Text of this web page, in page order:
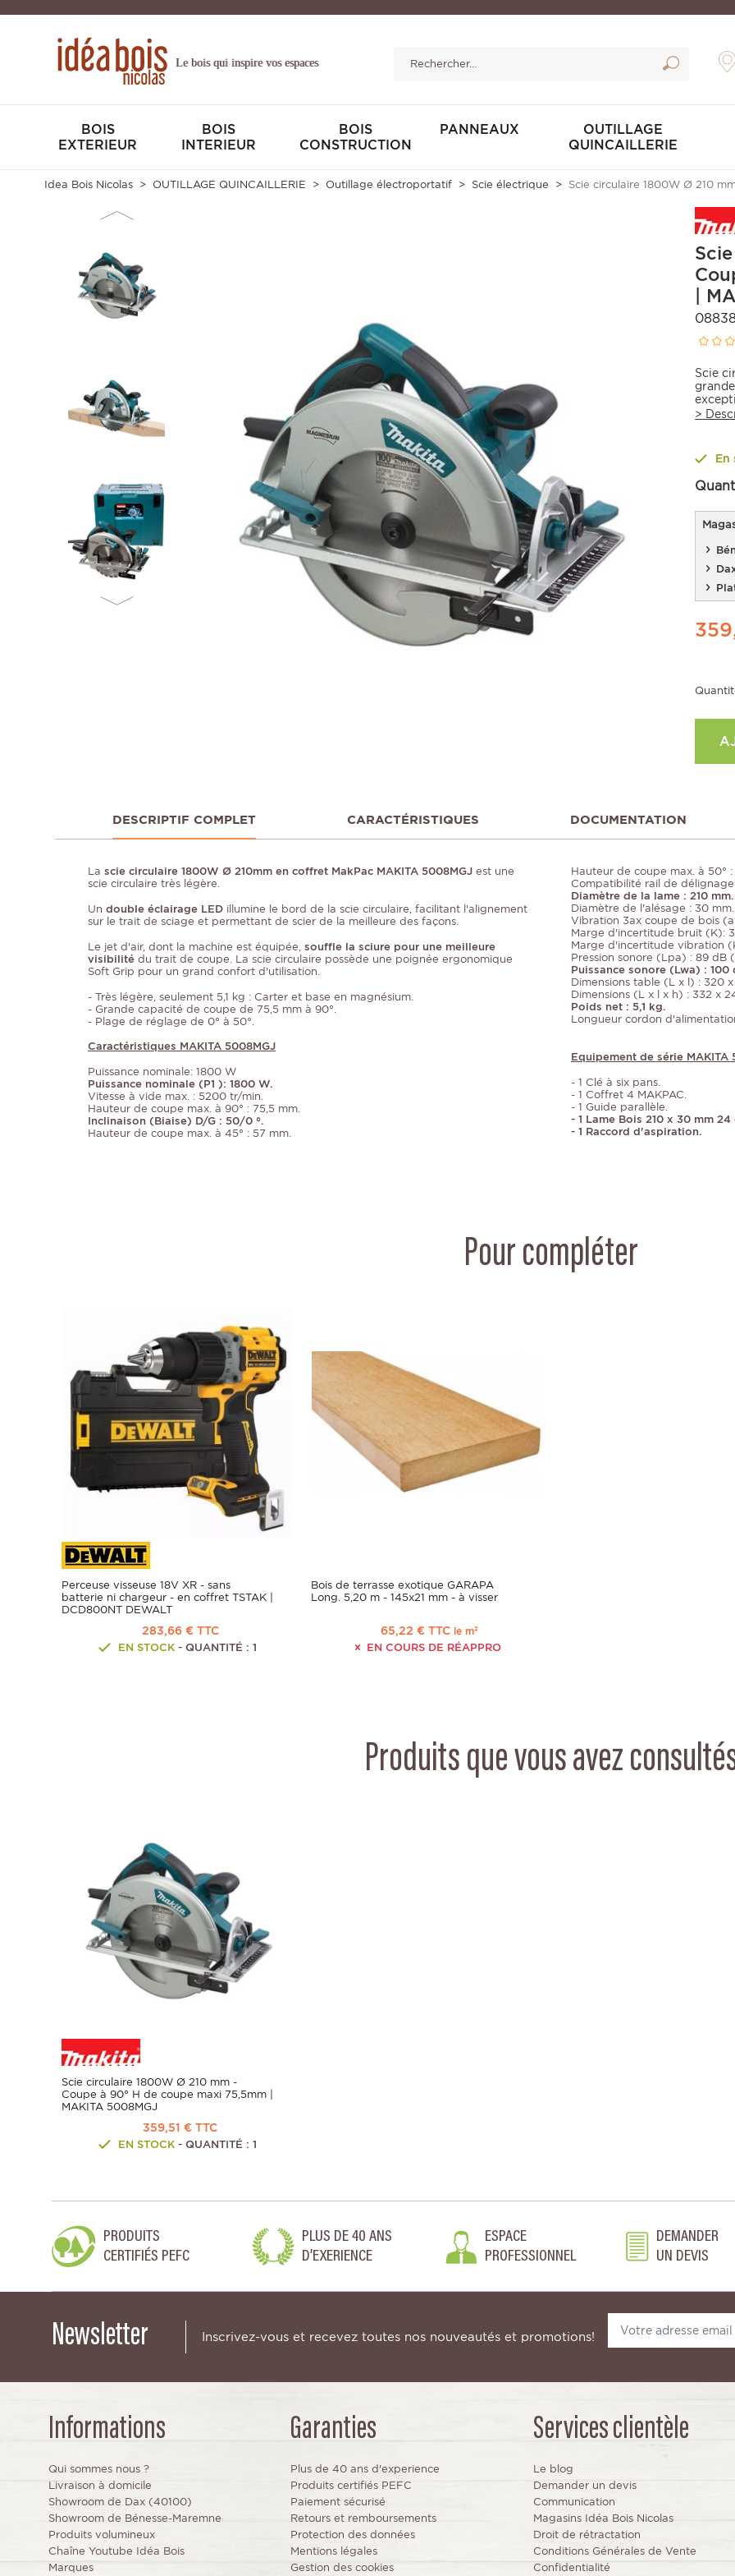
Le bois qui inspire vos espaces
BOIS
EXTERIEUR
BOIS
INTERIEUR
BOIS
CONSTRUCTION
PANNEAUX
OUTILLAGE
QUINCAILLERIE
Idea Bois Nicolas OUTILLAGE QUINCAILLERIE Outillage électroportatif Scie électrique Scie circulaire 1800W Ø 210
|
Scie
>
En
DESCRIPTIF COMPLET CARACTÉRISTIQUES DOCUMENTATION
La scie circulaire 1800W Ø 210mm en coffret MakPac MAKITA 5008MGJ est une
scie circulaire très légère.
Un double éclairage LED illumine le bord de la scie circulaire, facilitant l'alignement
sur le trait de sciage et permettant de scier de la meilleure des façons.
Le jet d'air, dont la machine est équipée, souffle la sciure pour une meilleure
visibilité du trait de coupe. La scie circulaire possède une poignée ergonomique
Soft Grip pour un grand confort d'utilisation.
- Très légère, seulement 5,1 kg : Carter et base en magnésium.
- Grande capacité de coupe de 75,5 mm à 90°.
- Plage de réglage de 0° à 50°.
Caractéristiques MAKITA 5008MGJ
Puissance nominale: 1800 W
Puissance nominale (P1 ): 1800 W.
Vitesse à vide max. : 5200 tr/min.
Hauteur de coupe max. à 90° : 75,5 mm.
Inclinaison (Biaise) D/G : 50/0 °.
Hauteur de coupe max. à 45° : 57 mm.
Hauteur de coupe max. à 50° :
Compatibilité rail de délignage
Diamètre de la lame : 210 mm.
Diamètre de l'alésage : 30 mm.
Vibration 3ax coupe de bois (a
Marge d'incertitude bruit (K):
Marge d'incertitude vibration
Pression sonore (Lpa) : 89 dB
Puissance sonore (Lwa) : 100
Dimensions table (L x l) : 320 x
Dimensions (L x l x h) : 332 x
Poids net : 5,1 kg.
Longueur cordon
Equipement de série MAKITA
- 1 Clé à six pans.
- 1 Coffret 4 MAKPAC.
- 1 Guide parallèle.
- 1 Lame Bois 210 x 30 mm 24
- 1 Raccord d'aspiration.
Pour compléter
Perceuse visseuse 18V XR - sans
batterie ni chargeur - en coffret TSTAK |
DCD800NT DEWALT
283,66 € TTC
EN STOCK- QUANTITÉ : 1
Bois de terrasse exotique GARAPA
Long. 5,20 m - 145x21 mm - à visser
65,22 € TTC le m²
EN COURS DE RÉAPPRO
Produits que vous avez
Scie circulaire 1800W Ø 210 mm -
Coupe à 90° H de coupe maxi 75,5mm |
MAKITA 5008MGJ
359,51 € TTC
EN STOCK- QUANTITÉ : 1
PRODUITS
CERTIFIÉS PEFC
PLUS DE 40 ANS
D’EXERIENCE
ESPACE
PROFESSIONNEL
DEMANDER
UN DEVIS
Newsletter Inscrivez-vous et recevez toutes nos nouveautés et promotions!
Informations
Qui sommes nous ?
Livraison à domicile
Showroom de Dax (40100)
Showroom de Bénesse-Maremne
Produits volumineux
Chaîne Youtube Idéa Bois
Marques
Garanties
Plus de 40 ans d'experience
Produits certifiés PEFC
Paiement sécurisé
Retours et remboursements
Protection des données
Mentions légales
Gestion des cookies
Services clientèle
Le blog
Demander un devis
Communication
Magasins Idéa Bois Nicolas
Droit de rétractation
Conditions Générales de Vente
Confidentialité